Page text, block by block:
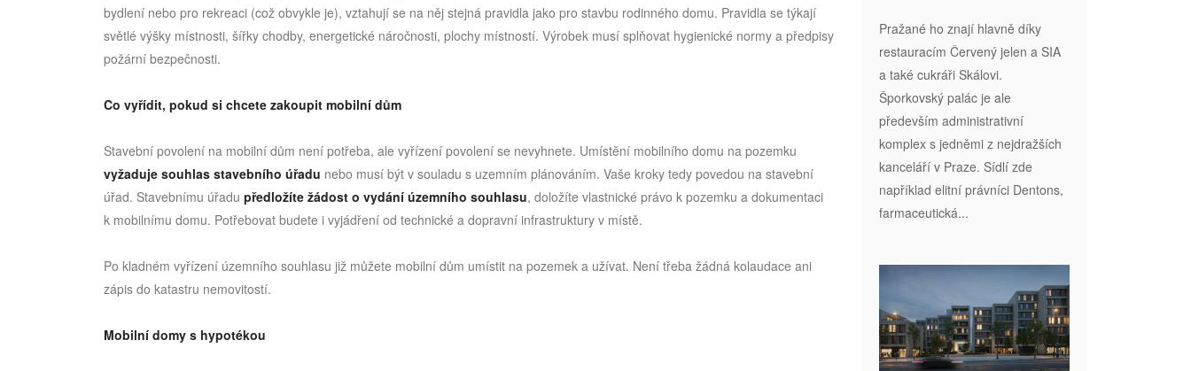
bydlení nebo pro rekreaci (což obvykle je), vztahují se na něj stejná pravidla jako pro stavbu rodinného domu. Pravidla se týkají
světlé výšky místnosti, šířky chodby, energetické náročnosti, plochy místností. Výrobek musí splňovat hygienické normy a předpisy
požární bezpečnosti.
Co vyřídit, pokud si chcete zakoupit mobilní dům
Stavební povolení na mobilní dům není potřeba, ale vyřízení povolení se nevyhnete. Umístění mobilního domu na pozemku
vyžaduje souhlas stavebního úřadu nebo musí být v souladu s uzemním plánováním. Vaše kroky tedy povedou na stavební
úřad. Stavebnímu úřadu předložíte žádost o vydání územního souhlasu, doložíte vlastnické právo k pozemku a dokumentaci
k mobilnímu domu. Potřebovat budete i vyjádření od technické a dopravní infrastruktury v místě.
Po kladném vyřízení územního souhlasu již můžete mobilní dům umístit na pozemek a užívat. Není třeba žádná kolaudace ani
zápis do katastru nemovitostí.
Mobilní domy s hypotékou
Pražané ho znají hlavně díky
restauracím Červený jelen a SIA
a také cukráři Skálovi.
Šporkovský palác je ale
především administrativní
komplex s jedněmi z nejdražších
kanceláří v Praze. Sídlí zde
například elitní právníci Dentons,
farmaceutická...